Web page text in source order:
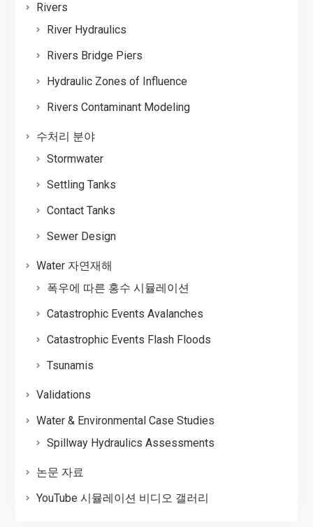
Rivers
River Hydraulics
Rivers Bridge Piers
Hydraulic Zones of Influence
Rivers Contaminant Modeling
수처리 분야
Stormwater
Settling Tanks
Contact Tanks
Sewer Design
Water 자연재해
폭우에 따른 홍수 시뮬레이션
Catastrophic Events Avalanches
Catastrophic Events Flash Floods
Tsunamis
Validations
Water & Environmental Case Studies
Spillway Hydraulics Assessments
논문 자료
YouTube 시뮬레이션 비디오 갤러리